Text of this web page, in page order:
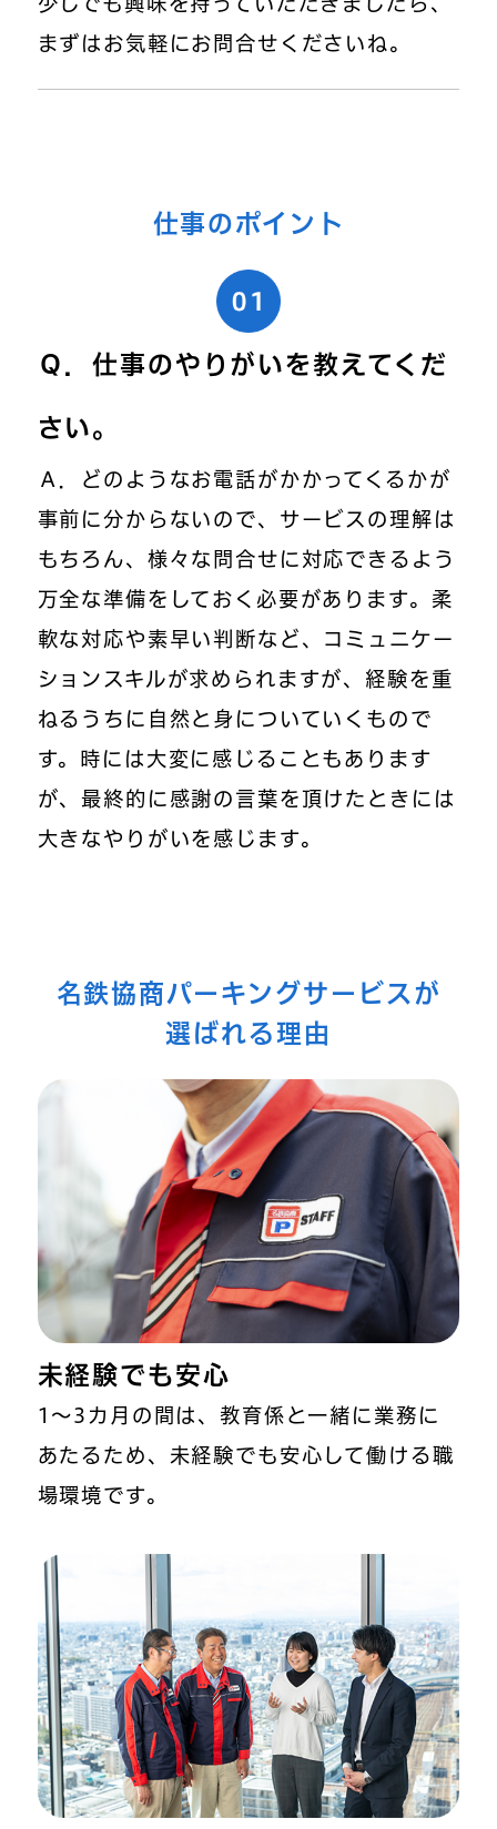
まずはお気軽にお問合せくださいね。
仕事のポイント
Ｑ．仕事のやりがいを教えてくだ
さい。
Ａ．どのようなお電話がかかってくるかが
事前に分からないので、サービスの理解は
もちろん、様々な問合せに対応できるよう
万全な準備をしておく必要があります。柔
軟な対応や素早い判断など、コミュニケー
ションスキルが求められますが、経験を重
ねるうちに自然と身についていくもので
す。時には大変に感じることもあります
が、最終的に感謝の言葉を頂けたときには
大きなやりがいを感じます。
名鉄協商パーキングサービスが
選ばれる理由
未経験でも安心
1～3カ月の間は、教育係と一緒に業務に
あたるため、未経験でも安心して働ける職
場環境です。